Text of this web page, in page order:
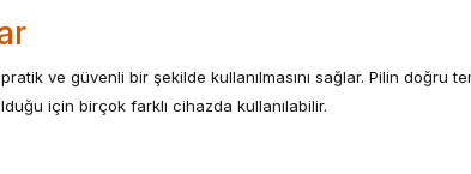
ve güvenli bir şekilde kullanılmasını sağlar. Pilin doğru
için birçok farklı cihazda kullanılabilir.